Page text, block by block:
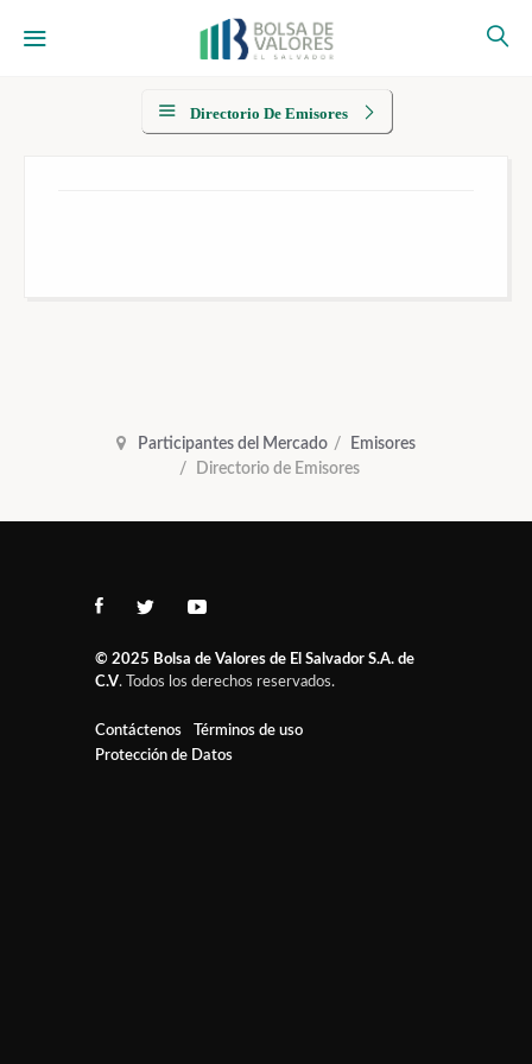
Directorio De Emisores
Participantes del Mercado
Emisores
Directorio de Emisores
© 2025 Bolsa de Valores de El Salvador S.A. de
C.V. Todos los derechos reservados.
Contáctenos
Términos de uso
Protección de Datos